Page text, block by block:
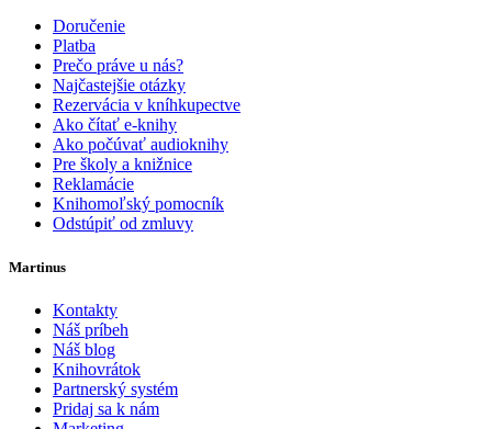
Doručenie
Platba
Prečo práve u nás?
Najčastejšie otázky
Rezervácia v kníhkupectve
Ako čítať e-knihy
Ako počúvať audioknihy
Pre školy a knižnice
Reklamácie
Knihomoľský pomocník
Odstúpiť od zmluvy
Martinus
Kontakty
Náš príbeh
Náš blog
Knihovrátok
Partnerský systém
Pridaj sa k nám